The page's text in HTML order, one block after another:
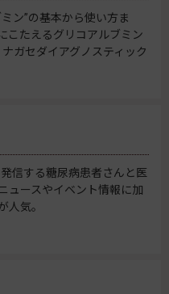
ン”の基本から使い方ま
こたえるグリコアルブミン
ガセダイアグノスティック
信する糖尿病患者さんと医
ュースやイベント情報に加
人気。